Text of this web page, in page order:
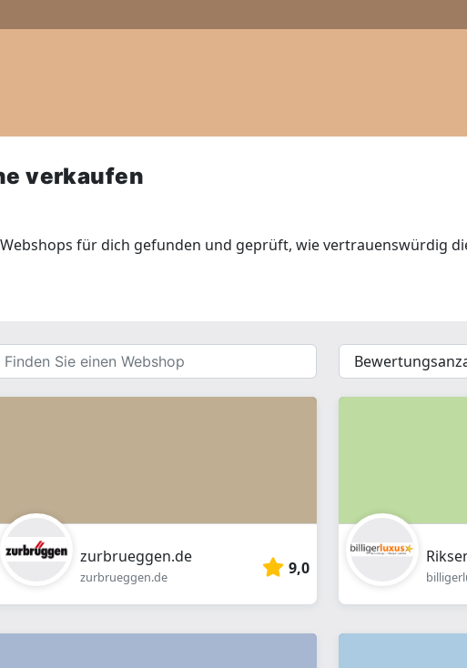
verkaufen
für dich gefunden und geprüft, wie vertrauenswürdig
{{
__('Sort')
}}
zurbrueggen.de
zurbrueggen.de 9,0